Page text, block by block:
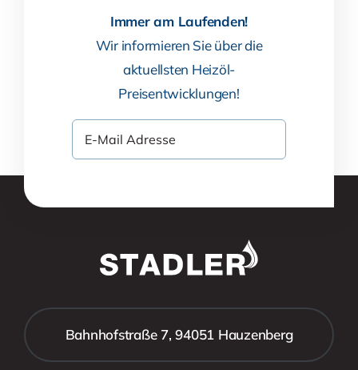
Immer am Laufenden!
Wir informieren Sie über die
aktuellsten Heizöl-
Preisentwicklungen!
Bahnhofstraße 7, 94051 Hauzenberg